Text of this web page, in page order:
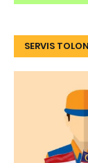
SERVIS